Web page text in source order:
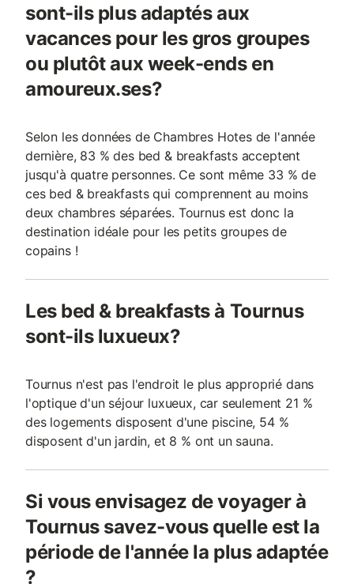
sont-ils plus adaptés aux
vacances pour les gros groupes
ou plutôt aux week-ends en
amoureux.ses?
Selon les données de Chambres Hotes de l'année
dernière, 83 % des bed & breakfasts acceptent
jusqu'à quatre personnes. Ce sont même 33 % de
ces bed & breakfasts qui comprennent au moins
deux chambres séparées. Tournus est donc la
destination idéale pour les petits groupes de
copains !
Les bed & breakfasts à Tournus
sont-ils luxueux?
Tournus n'est pas l'endroit le plus approprié dans
l'optique d'un séjour luxueux, car seulement 21 %
des logements disposent d'une piscine, 54 %
disposent d'un jardin, et 8 % ont un sauna.
Si vous envisagez de voyager à
Tournus savez-vous quelle est la
période de l'année la plus adaptée
?